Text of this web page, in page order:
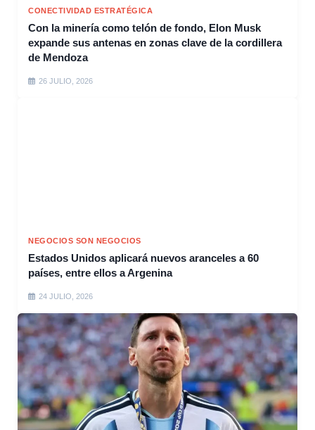
CONECTIVIDAD ESTRATÉGICA
Con la minería como telón de fondo, Elon Musk
expande sus antenas en zonas clave de la cordillera
de Mendoza
26 JULIO, 2026
NEGOCIOS SON NEGOCIOS
Estados Unidos aplicará nuevos aranceles a 60
países, entre ellos a Argenina
24 JULIO, 2026